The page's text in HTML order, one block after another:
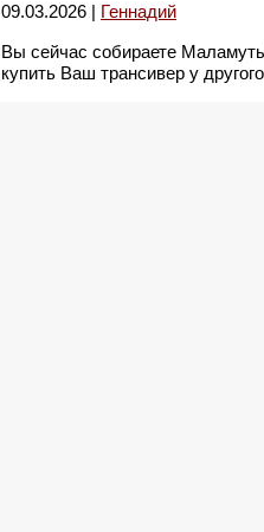
09.03.2026 |
Геннадий
Вы сейчас собираете
купить Ваш трансивер у